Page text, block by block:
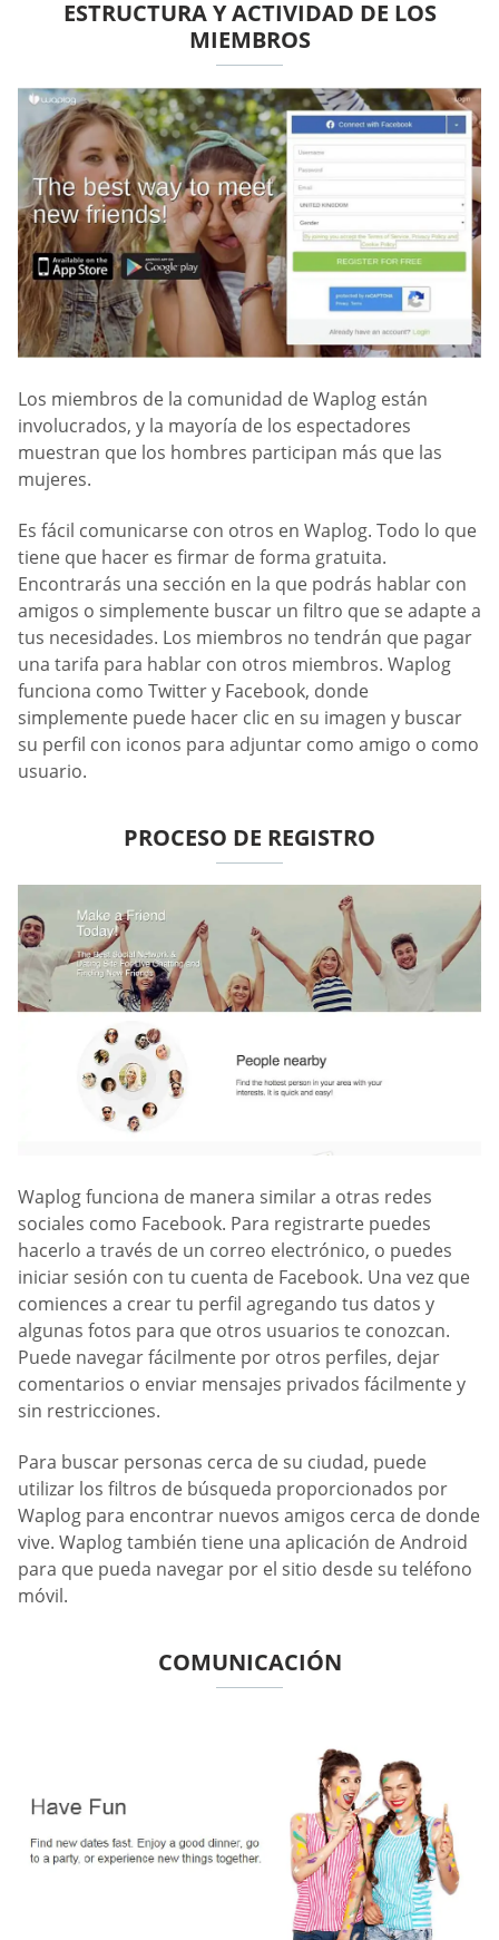
ESTRUCTURA Y ACTIVIDAD DE LOS
MIEMBROS
Los miembros de la comunidad de Waplog están
involucrados, y la mayoría de los espectadores
muestran que los hombres participan más que las
mujeres.
Es fácil comunicarse con otros en Waplog. Todo lo que
tiene que hacer es firmar de forma gratuita.
Encontrarás una sección en la que podrás hablar con
amigos o simplemente buscar un filtro que se adapte a
tus necesidades. Los miembros no tendrán que pagar
una tarifa para hablar con otros miembros. Waplog
funciona como Twitter y Facebook, donde
simplemente puede hacer clic en su imagen y buscar
su perfil con iconos para adjuntar como amigo o como
usuario.
PROCESO DE REGISTRO
Waplog funciona de manera similar a otras redes
sociales como Facebook. Para registrarte puedes
hacerlo a través de un correo electrónico, o puedes
iniciar sesión con tu cuenta de Facebook. Una vez que
comiences a crear tu perfil agregando tus datos y
algunas fotos para que otros usuarios te conozcan.
Puede navegar fácilmente por otros perfiles, dejar
comentarios o enviar mensajes privados fácilmente y
sin restricciones.
Para buscar personas cerca de su ciudad, puede
utilizar los filtros de búsqueda proporcionados por
Waplog para encontrar nuevos amigos cerca de donde
vive. Waplog también tiene una aplicación de Android
para que pueda navegar por el sitio desde su teléfono
móvil.
COMUNICACIÓN